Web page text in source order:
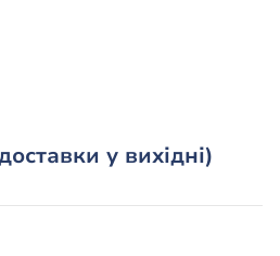
у вихідні)